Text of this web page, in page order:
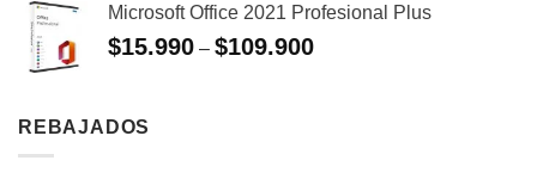
era:
$23.990.
es:
$9.990.
Microsoft Office 2021 Profesional Plus
$15.990 – $109.900
REBAJADOS